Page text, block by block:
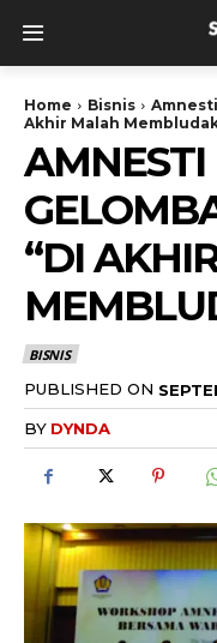
Home Bisnis
Akhir Malah
AMNESTI
“DI
BISNIS
PUBLISHED ON
BY DYNDA